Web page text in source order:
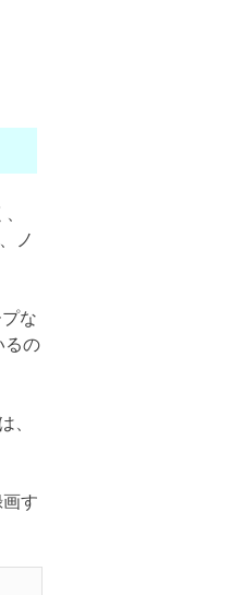
ノ
な
るの
、
す